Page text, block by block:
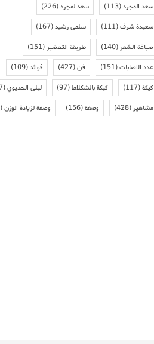
سعد المجرد(113) سعد لمجرد(226)
سعيدة شرف(111) سلمى رشيد(167)
صباغة الشعر(140) طريقة التحضير(151)
عدد الاصابات(151) فن(427) فوائد(109)
كيكة(117) كيكة بالشكلاط(97) ليلى الحديوي(97)
مشاهير(428) وصفة(156) وصفة لزيادة الوزن(138)